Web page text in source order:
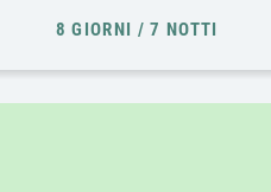
8 GIORNI / 7 NOTTI